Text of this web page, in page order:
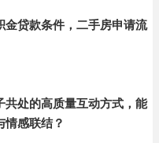
金贷款条件，二手房申请流
共处的高质量互动方式，能
情感联结？